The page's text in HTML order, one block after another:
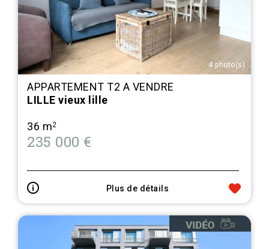
4 photo(s)
APPARTEMENT T2 A VENDRE
LILLE vieux lille
36 m2
235 000 €
Plus de détails